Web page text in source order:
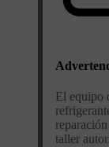
El equipo
taller